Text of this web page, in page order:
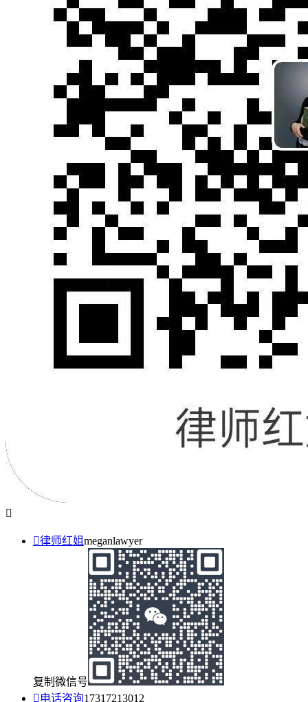

律师红姐meganlawyer
复制微信号
 电话咨询17317213012